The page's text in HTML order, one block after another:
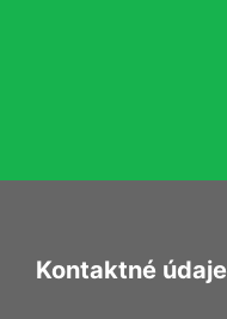
Kontaktné údaje